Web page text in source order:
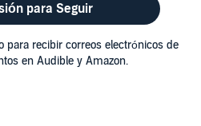
para Seguir
para recibir correos electrónicos de
en Audible y Amazon.